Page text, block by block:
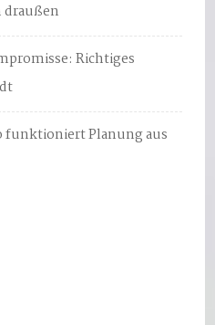
draußen
Richtiges
funktioniert Planung aus